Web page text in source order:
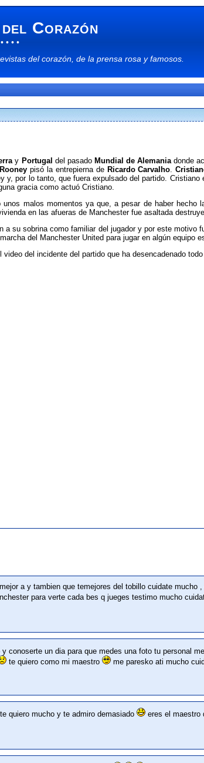
Corazón
• • •
del corazón, de la prensa rosa yfamosos.
y Portugal del pasado Mundial de Alemaniadonde
pisó la entrepierna de Ricardo Carvalho.
y, por lo tanto, que fuera expulsado del partido. Cristiano
gracia como actuó Cristiano.
malos momentos ya que, a pesar de haber hecho
en las afueras de Manchester fue asaltada
a su sobrina como familiar del jugador y por este motivo
del Manchester United para jugar en algún equipo
del incidente del partido que ha desencadenado
a y tambien que temejores del tobillo cuidate mucho
para verte cada bes q jueges testimo mucho
conoserte un dia para que medes una foto tu personal
te quiero como mi maestro me paresko ati mucho
quiero mucho y te admiro demasiado eres el